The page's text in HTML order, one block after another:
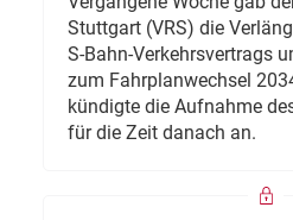
Stuttgart (VRS) die
S-Bahn-Verkehrsvertrags
zum Fahrplanwechsel
kündigte die Aufnahme
für die Zeit danach an.